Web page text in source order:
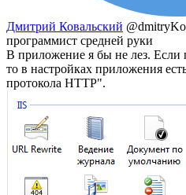
Дмитрий Ковальский
программист средней руки
В приложение я бы не лез. Если
то в настройках приложения
протокола HTTP".